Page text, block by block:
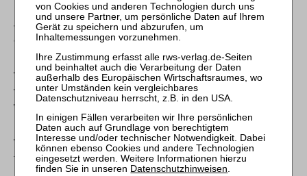
Bürger- und Organisationspostfach (eBo), der Dienst „Mein
Justizpostfach“ oder der Postfach- und Versanddienst eines
absenderbestätigten De-Mail-Kontos.
Wichtig ist: Per E-Mail können weiterhin keine
verfahrensbezogenen Dokumente rechtswirksam eingereicht
werden.
Weitere Informationen zum elektronischen Rechtsverkehr
finden Sie auf unserer Website.
Datenschutzhinweisen.